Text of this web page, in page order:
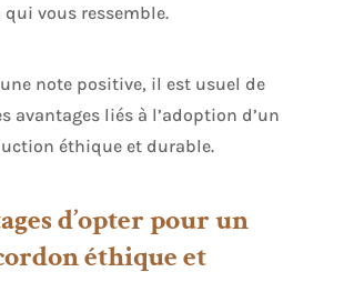
vous ressemble.
note positive, il est usuel de
avantages liés à l’adoption d’un
éthique et durable.
d’opter pour un
éthique et